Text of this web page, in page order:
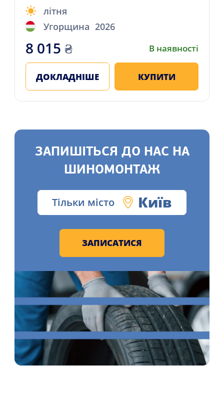
літня
Угорщина 2026
8 015 ₴ В наявності
ДОКЛАДНІШЕ КУПИТИ
ЗАПИШІТЬСЯ ДО НАС НА
ШИНОМОНТАЖ
Тільки місто Київ
ЗАПИСАТИСЯ